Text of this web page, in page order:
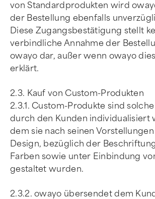
von Standardprodukten wird
der Bestellung ebenfalls
Diese Zugangsbestätigung stellt
verbindliche Annahme der
owayo dar, außer wenn owayo
erklärt.
2.3. Kauf von Custom-Produkten
2.3.1. Custom-Produkte sind
durch den Kunden individualisiert
dem sie nach seinen Vorstellungen
Design, bezüglich der
Farben sowie unter Einbindung
gestaltet wurden.
2.3.2. owayo übersendet dem